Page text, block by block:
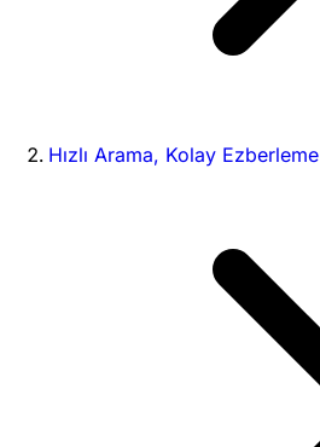
Hızlı Arama, Kolay Ezberleme